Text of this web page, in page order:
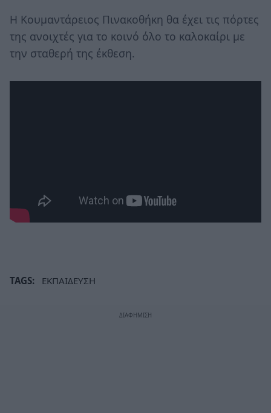
Η Κουμαντάρειος Πινακοθήκη θα έχει τις πόρτες
της ανοιχτές για το κοινό όλο το καλοκαίρι με
την σταθερή της έκθεση.
TAGS: ΕΚΠΑΙΔΕΥΣΗ